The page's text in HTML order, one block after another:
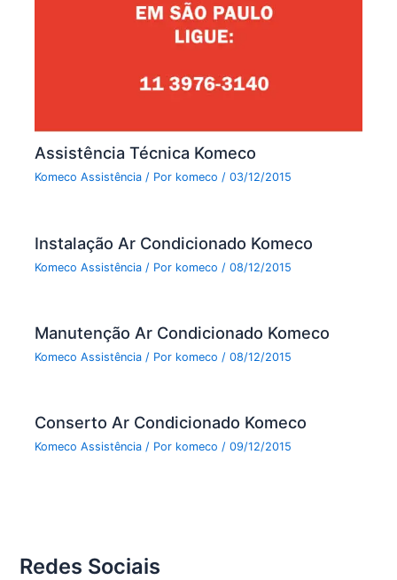
Assistência Técnica Komeco
Komeco Assistência / Por komeco/03/12/2015
Instalação Ar Condicionado Komeco
Komeco Assistência / Por komeco /08/12/2015
Manutenção Ar Condicionado Komeco
Komeco Assistência / Por komeco /08/12/2015
Conserto Ar Condicionado Komeco
Komeco Assistência / Por komeco/09/12/2015
Redes Sociais